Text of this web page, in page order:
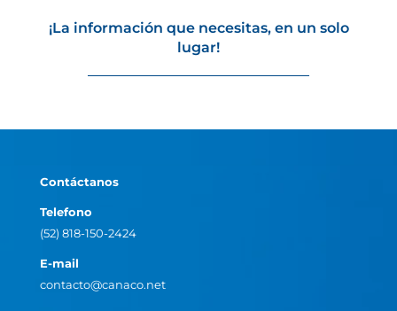
¡La información que necesitas, en un solo
lugar!
Contáctanos
Telefono
(52) 818-150-2424
E-mail
contacto@canaco.net